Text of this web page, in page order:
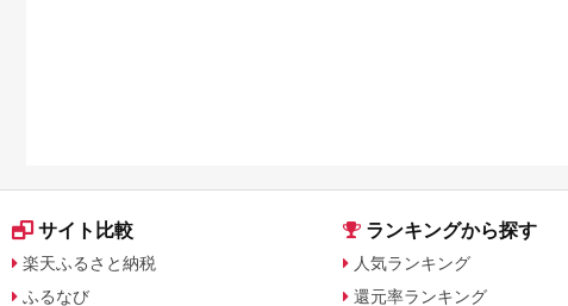
サイト比較
楽天ふるさと納税
ふるなび
ランキングから探す
人気ランキング
還元率ランキング